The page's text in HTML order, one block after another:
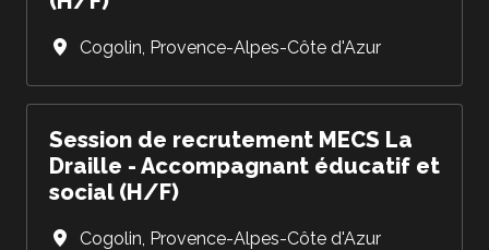
Cogolin, Provence-Alpes-Côte d'Azur
Session de recrutement MECS La
Draille - Accompagnant éducatif et
social (H/F)
Cogolin, Provence-Alpes-Côte d'Azur